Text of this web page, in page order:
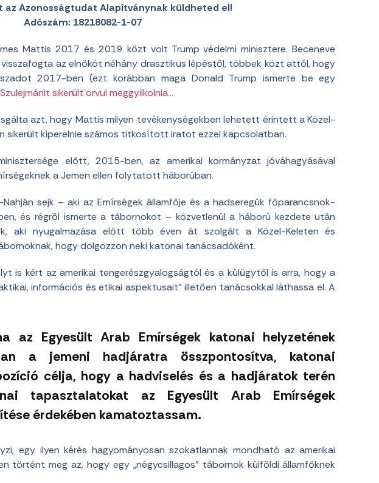
az Azonosságtudat Alapítványnak küldheted el!
Adószám: 18218082-1-07
Mattis 2017 és 2019 közt volt Trump védelmi minisztere. Beceneve
az elnököt néhány drasztikus lépéstől, többek közt attól, hogy
2017-ben (ezt korábban maga Donald Trump ismerte be egy
sikerült orvul meggyilkolnia…
azt, hogy Mattis milyen tevékenységekben lehetett érintett a Közel-
sikerült kiperelnie számos titkosított iratot ezzel kapcsolatban.
előtt, 2015-ben, az amerikai kormányzat jóváhagyásával
a Jemen ellen folytatott háborúban.
sejk – aki az Emírségek államfője és a hadseregük főparancsnok-
és régről ismerte a tábornokot – közvetlenül a háború kezdete után
aki nyugalmazása előtt több éven át szolgált a Közel-Keleten és
hogy dolgozzon neki katonai tanácsadóként.
is kért az amerikai tengerészgyalogságtól és a külügytől is arra, hogy a
információs és etikai aspektusait” illetően tanácsokkal láthassa el. A
az Egyesült Arab Emírségek katonai helyzetének
a jemeni hadjáratra összpontosítva, katonai
célja, hogy a hadviselés és a hadjáratok terén
tapasztalatokat az Egyesült Arab Emírségek
érdekében kamatoztassam.
egy ilyen kérés hagyományosan szokatlannak mondható az amerikai
történt meg az, hogy egy „négycsillagos” tábornok külföldi államfőknek